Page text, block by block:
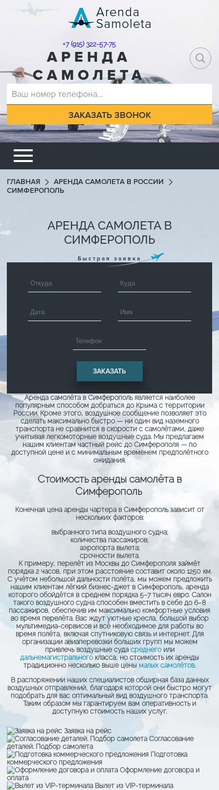
+7 (915) 322-57-75
АРЕНДА
САМОЛЕТА
ГЛАВНАЯ
АРЕНДА САМОЛЕТА В РОССИИ
СИМФЕРОПОЛЬ
АРЕНДА САМОЛЕТА В
СИМФЕРОПОЛЬ
Быстрая заявка
Аренда самолёта в Симферополь является наиболее
популярным способом добраться до Крыма с территории
России. Кроме этого, воздушное сообщение позволяет это
сделать максимально быстро — ни один вид наземного
транспорта не сравнится в скорости с самолётами, даже
учитывая легкомоторные воздушные суда. Мы предлагаем
нашим клиентам частный рейс до Симферополя — по
доступной цене и с минимальным временем предполётного
ожидания.
Стоимость аренды самолёта в
Симферополь
Конечная цена аренды чартера в Симферополь зависит от
нескольких факторов:
выбранного типа воздушного судна;
количества пассажиров;
аэропорта вылета;
срочности вылета.
К примеру, перелёт из Москвы до Симферополя займёт
порядка 2 часов, при этом расстояние составит около 1250 км.
С учётом небольшой дальности полёта, мы можем предложить
нашим клиентам лёгкий бизнес-джет в Симферополь, аренда
которого обойдётся в среднем порядка 5–7 тысяч евро. Салон
такого воздушного судна способен вместить в себе до 6–8
пассажиров, обеспечив им максимально комфортные условия
во время перелёта. Вас ждут уютные кресла, большой выбор
мультимедиа-сервисов и всё необходимое для работы во
время полёта, включая спутниковую связь и интернет. Для
организации авиаперевозки больших групп мы можем
привлечь воздушные судасреднегоили
дальнемагистральногокласса, но стоимость их аренды
традиционно несколько выше цены малых самолётов.
В распоряжении наших специалистов обширная база данных
воздушных отправлений, благодаря которой они быстро могут
подобрать для вас оптимальный вид воздушного транспорта.
Таким образом мы гарантируем вам оперативность и
доступную стоимость наших услуг.
Заявка на рейс
Согласование
деталей. Подбор самолета
Подготовка
коммерческого предложения
Оформление договора и
оплата
Вылет из VIP-терминала